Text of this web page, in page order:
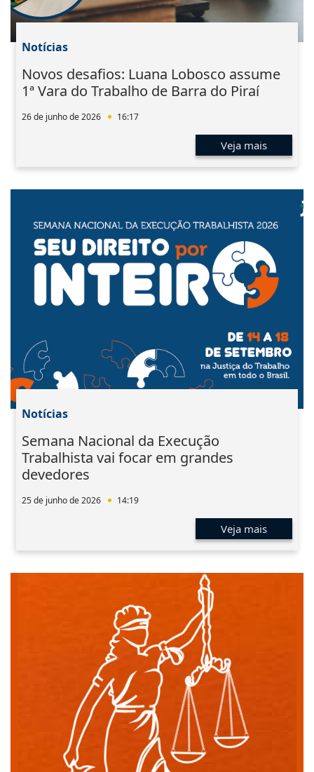
Notícias
Novos desafios: Luana Lobosco assume
1ª Vara do Trabalho de Barra do Piraí
26 de junho de 2026 16:17
Veja mais
Notícias
Semana Nacional da Execução
Trabalhista vai focar em grandes
devedores
25 de junho de 2026 14:19
Veja mais